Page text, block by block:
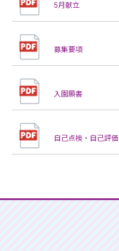
5月献立
募集要項
入園願書
自己点検・自己評価